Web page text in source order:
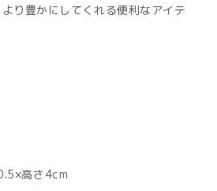
り豊かにしてくれる便利なアイテ
高さ4cm